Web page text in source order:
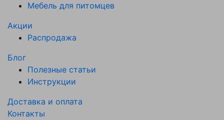
Мебель для питомцев
Акции
Распродажа
Блог
Полезные статьи
Инструкции
Доставка и оплата
Контакты